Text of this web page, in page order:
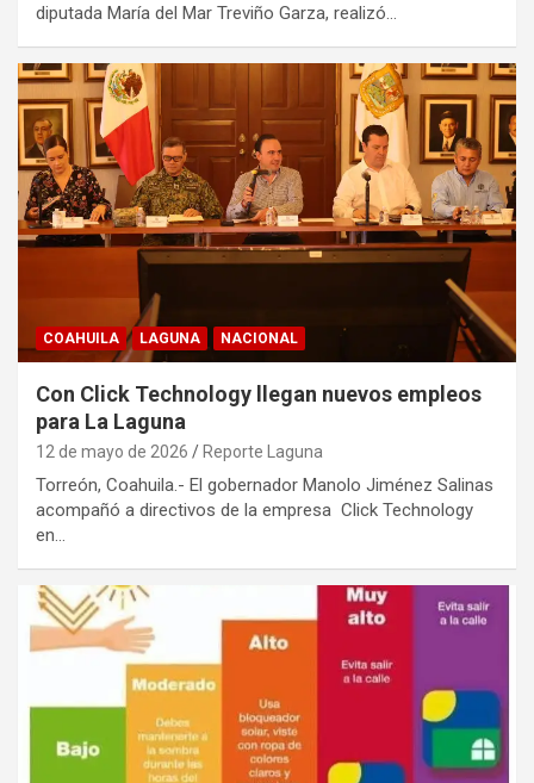
diputada María del Mar Treviño Garza, realizó…
COAHUILA LAGUNA NACIONAL
Con Click Technology llegan nuevos empleos
para La Laguna
12 de mayo de 2026 Reporte Laguna
Torreón, Coahuila.- El gobernador Manolo Jiménez Salinas
acompañó a directivos de la empresa Click Technology
en…